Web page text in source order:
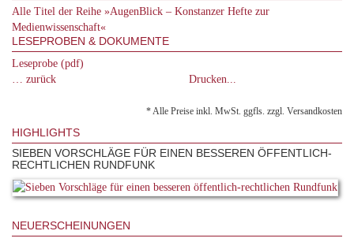
Alle Titel der Reihe »AugenBlick – Konstanzer Hefte zur
Medienwissenschaft«
LESEPROBEN & DOKUMENTE
Leseprobe (pdf)
… zurück
Drucken...
* Alle Preise inkl. MwSt. ggfls. zzgl. Versandkosten
HIGHLIGHTS
SIEBEN VORSCHLÄGE FÜR EINEN BESSEREN ÖFFENTLICH-
RECHTLICHEN RUNDFUNK
NEUERSCHEINUNGEN